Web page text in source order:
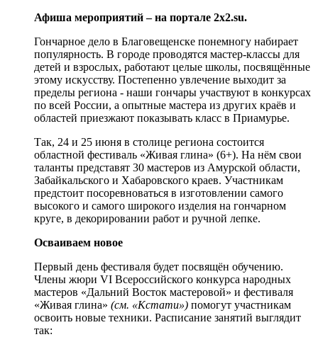
Афиша мероприятий – на портале 2x2.su.
Гончарное дело в Благовещенске понемногу набирает
популярность. В городе проводятся мастер-классы для
детей и взрослых, работают целые школы, посвящённые
этому искусству. Постепенно увлечение выходит за
пределы региона - наши гончары участвуют в конкурсах
по всей России, а опытные мастера из других краёв и
областей приезжают показывать класс в Приамурье.
Так, 24 и 25 июня в столице региона состоится
областной фестиваль «Живая глина» (6+). На нём свои
таланты представят 30 мастеров из Амурской области,
Забайкальского и Хабаровского краев. Участникам
предстоит посоревноваться в изготовлении самого
высокого и самого широкого изделия на гончарном
круге, в декорировании работ и ручной лепке.
Осваиваем новое
Первый день фестиваля будет посвящён обучению.
Члены жюри VI Всероссийского конкурса народных
мастеров «Дальний Восток мастеровой» и фестиваля
«Живая глина» (см. «Кстати») помогут участникам
освоить новые техники. Расписание занятий выглядит
так: